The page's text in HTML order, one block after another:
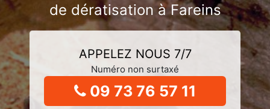
de dératisation à Fareins
APPELEZ NOUS 7/7
Numéro non surtaxé
09 73 76 57 11